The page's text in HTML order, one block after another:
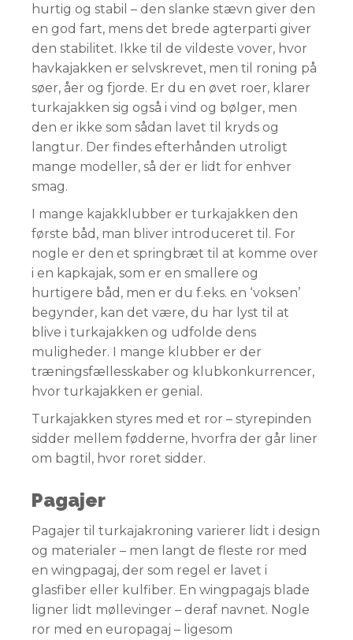
hurtig og stabil – den slanke stævn giver den
en god fart, mens det brede agterparti giver
den stabilitet. Ikke til de vildeste vover, hvor
havkajakken er selvskrevet, men til roning på
søer, åer og fjorde. Er du en øvet roer, klarer
turkajakken sig også i vind og bølger, men
den er ikke som sådan lavet til kryds og
langtur. Der findes efterhånden utroligt
mange modeller, så der er lidt for enhver
smag.
I mange kajakklubber er turkajakken den
første båd, man bliver introduceret til. For
nogle er den et springbræt til at komme over
i en kapkajak, som er en smallere og
hurtigere båd, men er du f.eks. en ‘voksen’
begynder, kan det være, du har lyst til at
blive i turkajakken og udfolde dens
muligheder. I mange klubber er der
træningsfællesskaber og klubkonkurrencer,
hvor turkajakken er genial.
Turkajakken styres med et ror – styrepinden
sidder mellem fødderne, hvorfra der går liner
om bagtil, hvor roret sidder.
Pagajer
Pagajer til turkajakroning varierer lidt i design
og materialer – men langt de fleste ror med
en wingpagaj, der som regel er lavet i
glasfiber eller kulfiber. En wingpagajs blade
ligner lidt møllevinger – deraf navnet. Nogle
ror med en europagaj – ligesom